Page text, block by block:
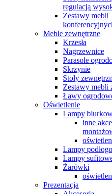
regulacją
Zestawy mebli
Meble zewnętrzne
Krzesła
Nagrzewnice
Parasole
Skrzynie
Stoły
Zestawy mebli
Ławy
Oświetlenie
Lampy
inne
Lampy
Lampy
Żarówki
Prezentacja